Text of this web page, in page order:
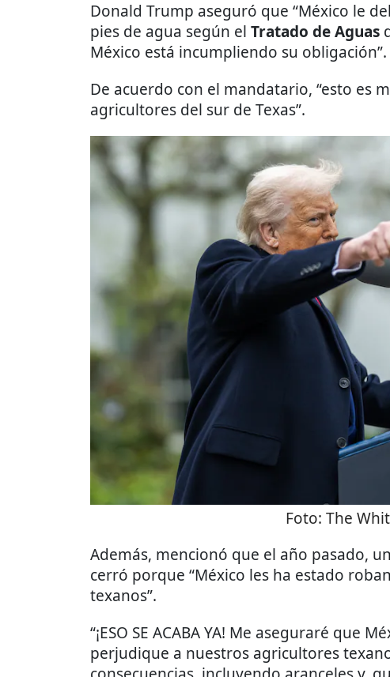
Donald Trump aseguró que “México le
pies de agua según el Tratado de Aguas
México está incumpliendo su obligación”.
De acuerdo con el mandatario, “esto es
agricultores del sur de Texas”.
Foto: The
Además, mencionó que el año pasado,
cerró porque “México les ha estado
texanos”.
“¡ESO SE ACABA YA! Me aseguraré que
perjudique a nuestros agricultores